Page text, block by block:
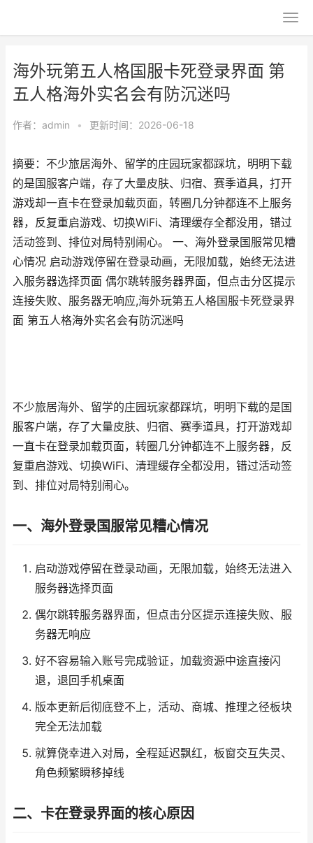
海外玩第五人格国服卡死登录界面 第
五人格海外实名会有防沉迷吗
作者： admin • 更新时间：2026-06-18
摘要：不少旅居海外、留学的庄园玩家都踩坑，明明下载
的是国服客户端，存了大量皮肤、归宿、赛季道具，打开
游戏却一直卡在登录加载页面，转圈几分钟都连不上服务
器，反复重启游戏、切换WiFi、清理缓存全都没用，错过
活动签到、排位对局特别闹心。 一、海外登录国服常见糟
心情况 启动游戏停留在登录动画，无限加载，始终无法进
入服务器选择页面 偶尔跳转服务器界面，但点击分区提示
连接失败、服务器无响应,海外玩第五人格国服卡死登录界
面 第五人格海外实名会有防沉迷吗
不少旅居海外、留学的庄园玩家都踩坑，明明下载的是国
服客户端，存了大量皮肤、归宿、赛季道具，打开游戏却
一直卡在登录加载页面，转圈几分钟都连不上服务器，反
复重启游戏、切换WiFi、清理缓存全都没用，错过活动签
到、排位对局特别闹心。
一、海外登录国服常见糟心情况
启动游戏停留在登录动画，无限加载，始终无法进入
服务器选择页面
偶尔跳转服务器界面，但点击分区提示连接失败、服
务器无响应
好不容易输入账号完成验证，加载资源中途直接闪
退，退回手机桌面
版本更新后彻底登不上，活动、商城、推理之径板块
完全无法加载
就算侥幸进入对局，全程延迟飘红，板窗交互失灵、
角色频繁瞬移掉线
二、卡在登录界面的核心原因